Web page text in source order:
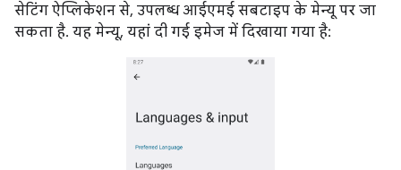
सेटिंग ऐप्लिकेशन से, उपलब्ध आईएमई सबटाइप के मेन्यू पर जा
सकता है. यह मेन्यू, यहां दी गई इमेज में दिखाया गया है: